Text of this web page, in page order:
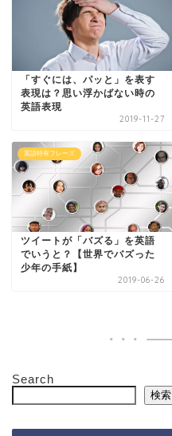
「すぐには、パッと」を表す
表現は？思い浮かばない時の
英語表現
2019-11-27
英語特有フレーズ
ツイートが「バズる」を英語
でいうと？【世界でバズった
少年の手紙】
2019-06-26
Search
検索